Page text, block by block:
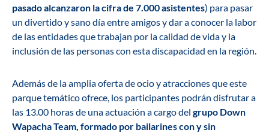
pasado alcanzaron la cifra de 7.000 asistentes) para pasar
un divertido y sano día entre amigos y dar a conocer la labor
de las entidades que trabajan por la calidad de vida y la
inclusión de las personas con esta discapacidad en la región.
Además de la amplia oferta de ocio y atracciones que este
parque temático ofrece, los participantes podrán disfrutar a
las 13.00 horas de una actuación a cargo del grupo Down
Wapacha Team, formado por bailarines con y sin